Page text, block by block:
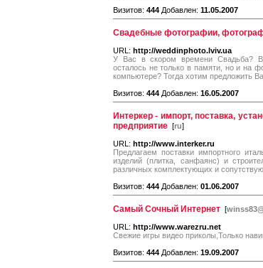
Визитов: 444 Добавлен: 11.05.2007
Свадебные фотографии,
URL: http://weddinphoto.lviv.ua
У Вас в скором времени Свадьба?
осталось не только в памяти, но и на
компьютере? Тогда хотим предложить
Визитов: 444 Добавлен: 16.05.2007
Интеркер - импорт, поставка,
предприятие [ru]
URL: http://www.interker.ru
Предлагаем поставки импортного
изделий (плитка, санфаянс) и
различных комплектующих и
Визитов: 444 Добавлен: 01.06.2007
Самый Сочный Интернет [
URL: http://www.warezru.net
Свежие игры видео приколы,Только
Визитов: 444 Добавлен: 19.09.2007